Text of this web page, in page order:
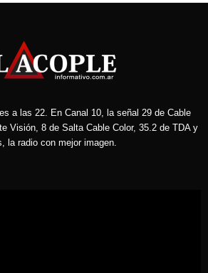
a las 22. En Canal 10, la señal 29 de Cable
Visión, 8 de Salta Cable Color, 35.2 de TDA y
la radio con mejor imagen.